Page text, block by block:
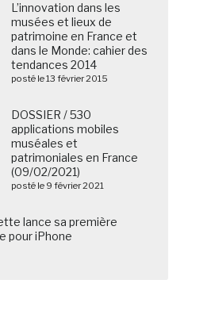
L’innovation dans les
musées et lieux de
patrimoine en France et
dans le Monde: cahier des
tendances 2014
posté le 13 février 2015
DOSSIER / 530
applications mobiles
muséales et
patrimoniales en France
(09/02/2021)
posté le 9 février 2021
lance sa première
pour iPhone